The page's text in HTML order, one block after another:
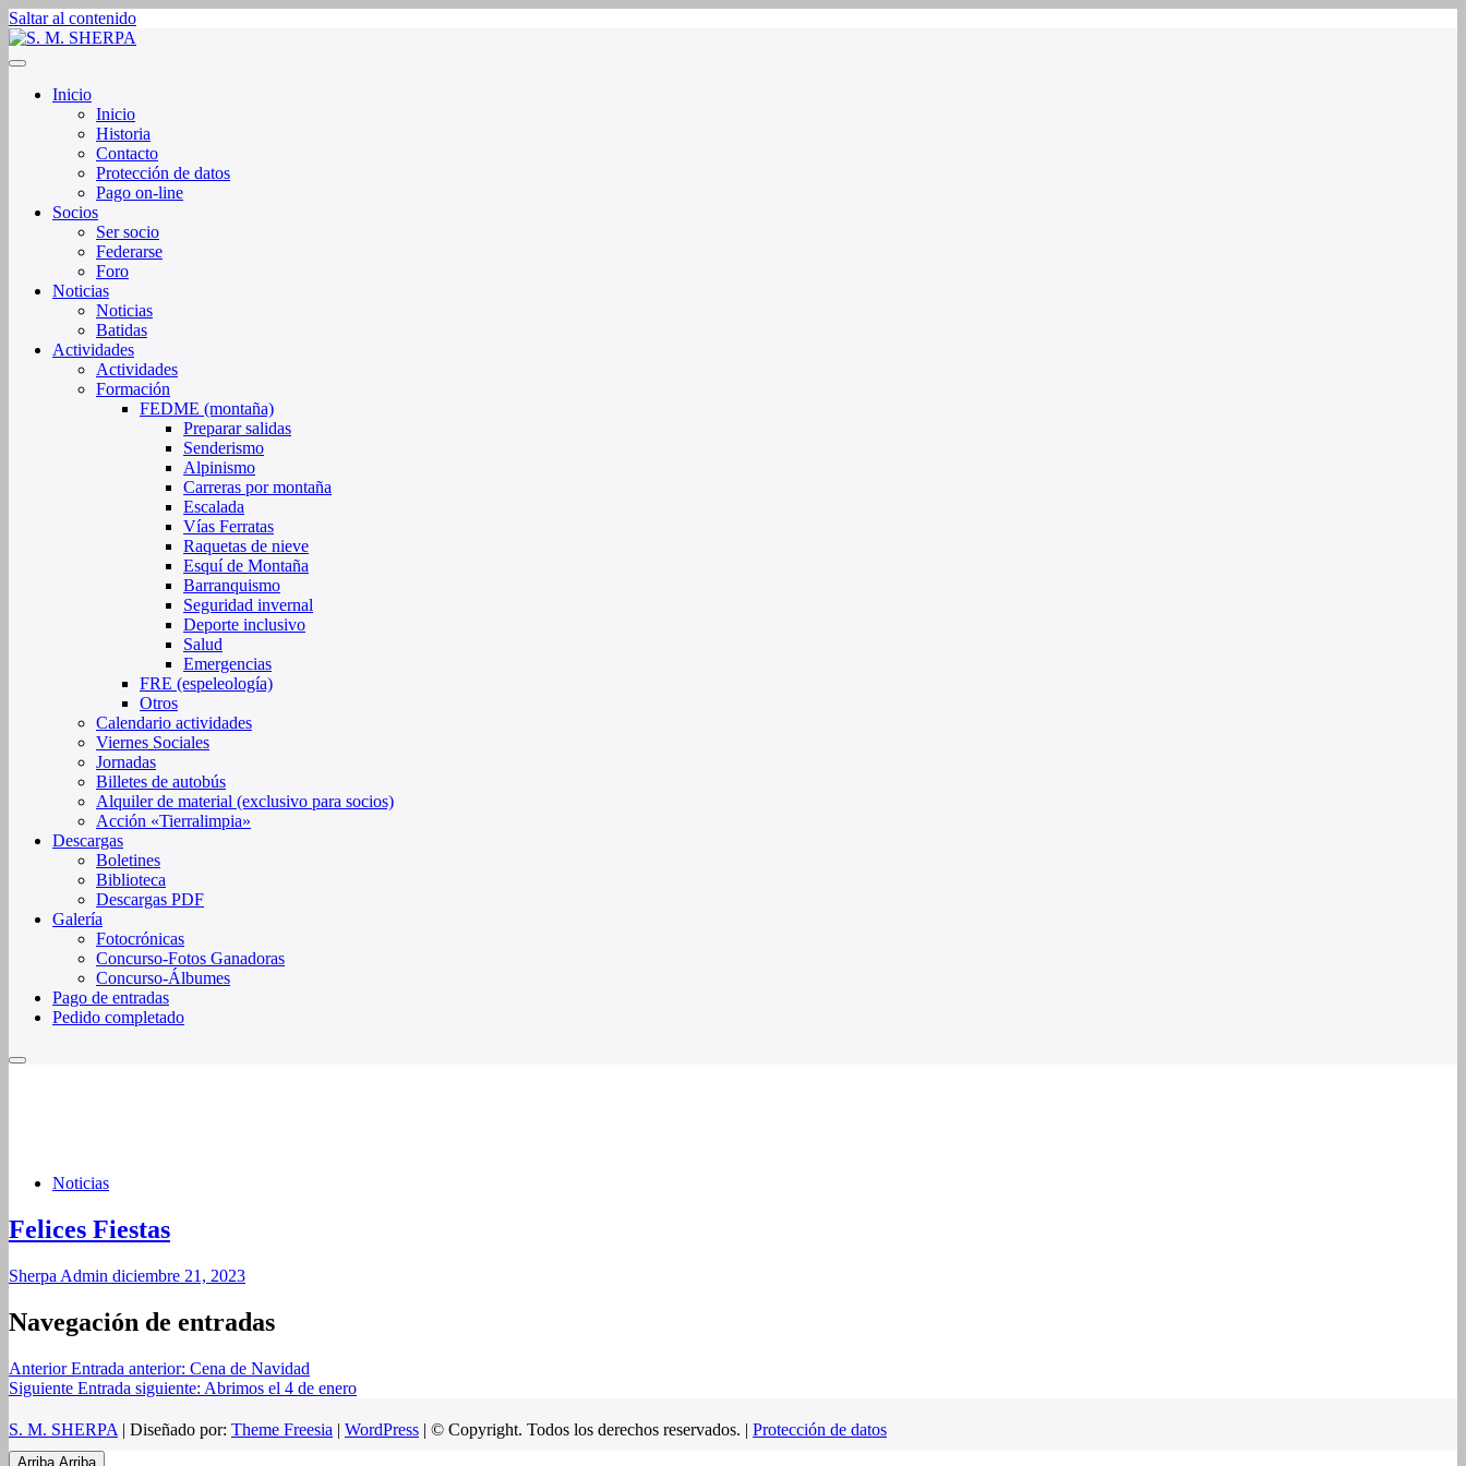
Saltar al contenido
S. M. SHERPA
Sociedad de Montaña Sherpa de La Rioja
Inicio
Inicio
Historia
Contacto
Protección de datos
Pago on-line
Socios
Ser socio
Federarse
Foro
Noticias
Noticias
Batidas
Actividades
Actividades
Formación
FEDME (montaña)
Preparar salidas
Senderismo
Alpinismo
Carreras por montaña
Escalada
Vías Ferratas
Raquetas de nieve
Esquí de Montaña
Barranquismo
Seguridad invernal
Deporte inclusivo
Salud
Emergencias
FRE (espeleología)
Otros
Calendario actividades
Viernes Sociales
Jornadas
Billetes de autobús
Alquiler de material (exclusivo para socios)
Acción «Tierralimpia»
Descargas
Boletines
Biblioteca
Descargas PDF
Galería
Fotocrónicas
Concurso-Fotos Ganadoras
Concurso-Álbumes
Pago de entradas
Pedido completado
Noticias
Felices Fiestas
Sherpa Admin diciembre 21, 2023
Navegación de entradas
Anterior Entrada anterior: Cena de Navidad
Siguiente Entrada siguiente: Abrimos el 4 de enero
S. M. SHERPA | Diseñado por: Theme Freesia | WordPress | © Copyright. Todos los derechos reservados. | Protección de datos
Arriba Arriba